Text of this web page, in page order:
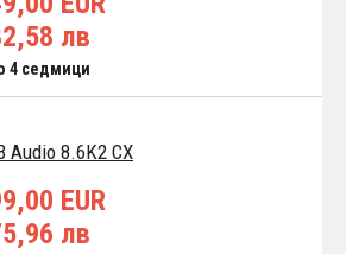
лв
4 седмици
Audio 8.6K2 CX
EUR
лв